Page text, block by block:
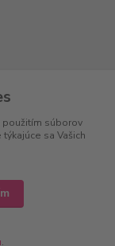
použitím súborov
sa Vašich
.